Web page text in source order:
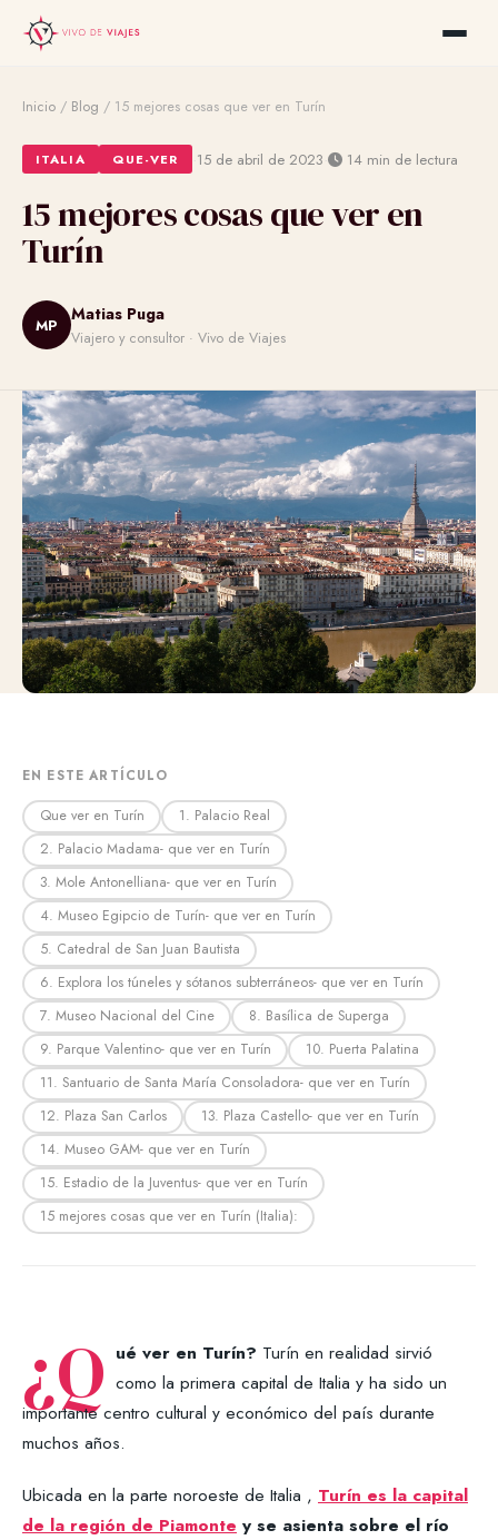
Inicio / Blog / 15 mejores cosas que ver en Turín
ITALIA QUE-VER 15 de abril de 2023 14 min de lectura
15 mejores cosas que ver en
Turín
MP
Matias Puga
Viajero y consultor · Vivo de Viajes
EN ESTE ARTÍCULO
Que ver en Turín
1. Palacio Real
2. Palacio Madama- que ver en Turín
3. Mole Antonelliana- que ver en Turín
4. Museo Egipcio de Turín- que ver en Turín
5. Catedral de San Juan Bautista
6. Explora los túneles y sótanos subterráneos- que ver en Turín
7. Museo Nacional del Cine
8. Basílica de Superga
9. Parque Valentino- que ver en Turín
10. Puerta Palatina
11. Santuario de Santa María Consoladora- que ver en Turín
12. Plaza San Carlos
13. Plaza Castello- que ver en Turín
14. Museo GAM- que ver en Turín
15. Estadio de la Juventus- que ver en Turín
15 mejores cosas que ver en Turín (Italia):
¿Q ué ver en Turín? Turín en realidad sirvió
como la primera capital de Italia y ha sido un
importante centro cultural y económico del país durante
muchos años.
Ubicada en la parte noroeste de Italia , Turín es la capital
de la región de Piamonte y se asienta sobre el río